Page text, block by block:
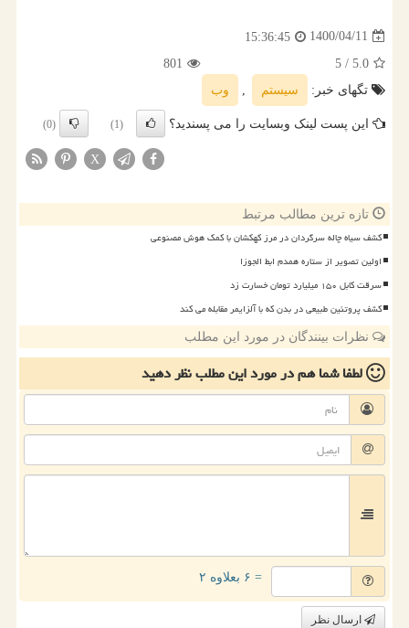
1400/04/11
15:36:45
5.0
/ 5
801
تگهای خبر:
سیستم , وب
این پست لینک وبسایت را می پسندید؟ (1)
(0)
X
تازه ترین مطالب مرتبط
کشف سیاه چاله سرگردان در مرز کهکشان با کمک هوش مصنوعی
اولین تصویر از ستاره همدم ابط الجوزا
سرقت کابل ۱۵۰ میلیارد تومان خسارت زد
کشف پروتئین طبیعی در بدن که با آلزایمر مقابله می کند
نظرات بینندگان در مورد این مطلب
لطفا شما همدر مورد این مطلبنظر دهید
= ۶ بعلاوه ۲
ارسال نظر